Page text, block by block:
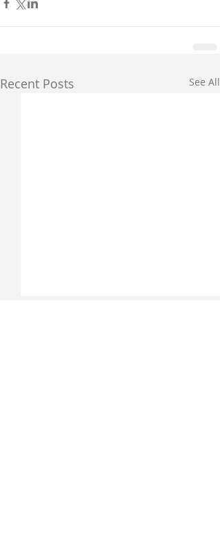
Recent Posts See All